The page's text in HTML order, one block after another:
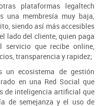
plataformas legaltech
una membresía muy baja,
siendo así más accesibles
lado del cliente, quien paga
que recibe online,
transparencia y rapidez;
un ecosistema de gestión
en una Red Social que
de inteligencia artificial que
de semejanza y el uso de